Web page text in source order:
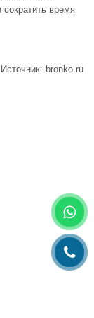
сократить время
Источник: bronko.ru